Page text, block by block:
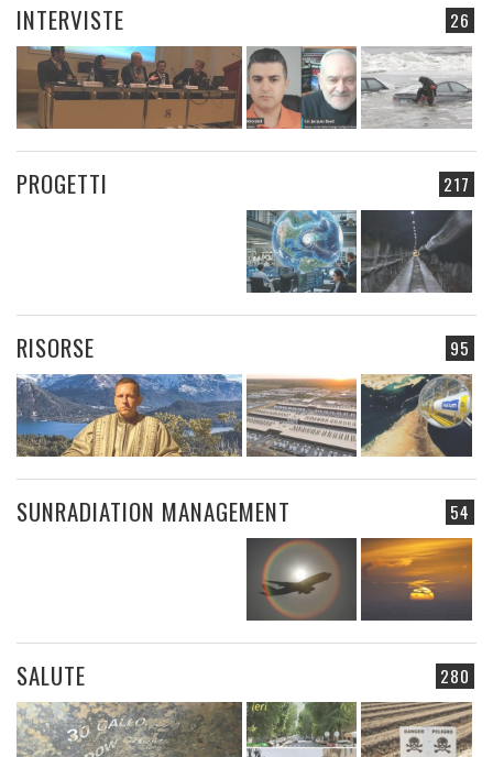
26
INTERVISTE
217
PROGETTI
95
RISORSE
54
SUNRADIATION MANAGEMENT
280
SALUTE